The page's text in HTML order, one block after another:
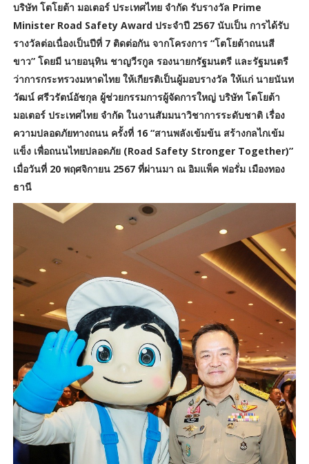
บริษัท โตโยต้า มอเตอร์ ประเทศไทย จำกัด รับรางวัล Prime
Minister Road Safety Award ประจำปี 2567 นับเป็น การได้รับ
รางวัลต่อเนื่องเป็นปีที่ 7 ติดต่อกัน จากโครงการ “โตโยต้าถนนสี
ขาว” โดยมี นายอนุทิน ชาญวีรกูล รองนายกรัฐมนตรี และรัฐมนตรี
ว่าการกระทรวงมหาดไทย ให้เกียรติเป็นผู้มอบรางวัล ให้แก่ นายนันท
วัฒน์ ศรีวรัตน์อัชกุล ผู้ช่วยกรรมการผู้จัดการใหญ่ บริษัท โตโยต้า
มอเตอร์ ประเทศไทย จำกัด ในงานสัมมนาวิชาการระดับชาติ เรื่อง
ความปลอดภัยทางถนน ครั้งที่ 16 “สานพลังเข้มข้น สร้างกลไกเข้ม
แข็ง เพื่อถนนไทยปลอดภัย (Road Safety Stronger Together)”
เมื่อวันที่ 20 พฤศจิกายน 2567 ที่ผ่านมา ณ อิมแพ็ค ฟอรั่ม เมืองทอง
ธานี